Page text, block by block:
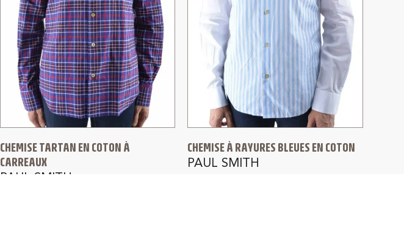
CHEMISE TARTAN EN COTON À
CARREAUX
PAUL SMITH
CHEMISE À RAYURES BLEUES EN COTON
PAUL SMITH